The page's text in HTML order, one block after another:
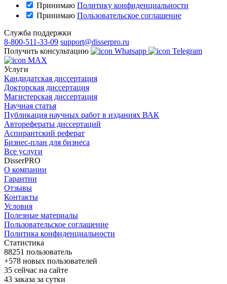
Принимаю Политику конфиденциальности
Принимаю Пользовательское соглашение
Служба поддержки
8-800-511-33-09 support@disserpro.ru
Получить консультацию
Whatsapp
Telegram
MAX
Услуги
Кандидатская диссертация
Докторская диссертация
Магистерская диссертация
Научная статья
Публикация научных работ в изданиях ВАК
Авторефераты диссертаций
Аспирантский реферат
Бизнес-план для бизнеса
Все услуги
DisserPRO
О компании
Гарантии
Отзывы
Контакты
Условия
Полезные материалы
Пользовательское соглашение
Политика конфиденциальности
Статистика
88251 пользователь
+578 новых пользователей
35 сейчас на сайте
43 заказа за сутки